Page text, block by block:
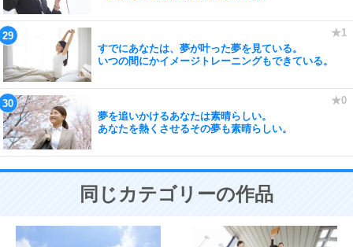
すでにあなたは、夢が叶った夢を見ている。
いつの間にかイメージトレーニングもできている。
夢を追いかけるあなたは素晴らしい。
あなたを熱くさせるその夢も素晴らしい。
同じカテゴリーの作品